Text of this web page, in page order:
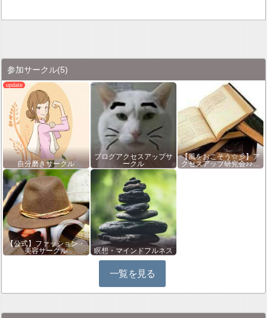
参加サークル(5)
自分磨きサークル
ブログアクセスアップサ
ークル
【風をおこそう☆彡】ア
クセスアップ研究会♪♪…
【公式】ファッション・
美容サークル
瞑想・マインドフルネス
一覧を見る